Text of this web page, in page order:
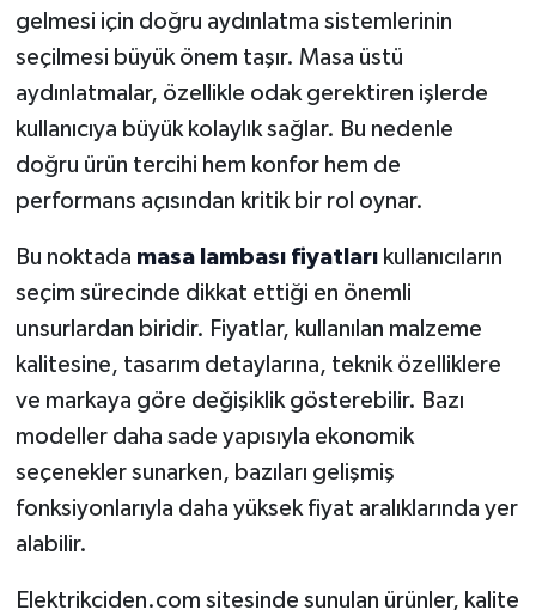
gelmesi için doğru aydınlatma sistemlerinin
seçilmesi büyük önem taşır. Masa üstü
aydınlatmalar, özellikle odak gerektiren işlerde
kullanıcıya büyük kolaylık sağlar. Bu nedenle
doğru ürün tercihi hem konfor hem de
performans açısından kritik bir rol oynar.
Bu noktada masa lambası fiyatlarıkullanıcıların
seçim sürecinde dikkat ettiği en önemli
unsurlardan biridir. Fiyatlar, kullanılan malzeme
kalitesine, tasarım detaylarına, teknik özelliklere
ve markaya göre değişiklik gösterebilir. Bazı
modeller daha sade yapısıyla ekonomik
seçenekler sunarken, bazıları gelişmiş
fonksiyonlarıyla daha yüksek fiyat aralıklarında yer
alabilir.
Elektrikciden.com sitesinde sunulan ürünler, kalite